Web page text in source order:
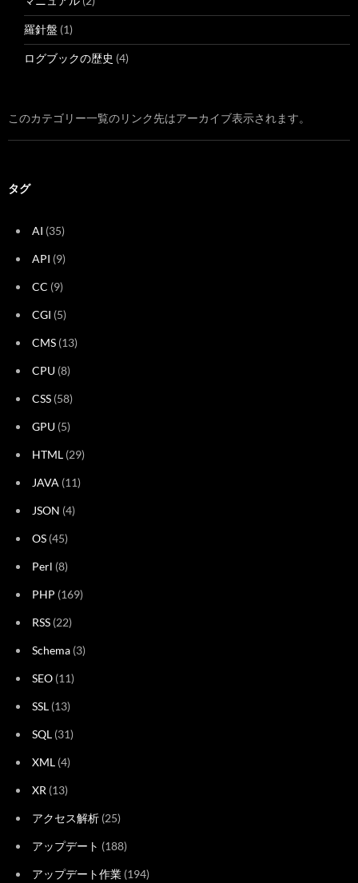
羅針盤 (1)
ログブックの歴史 (4)
このカテゴリー一覧のリンク先はアーカイブ表示されます。
タグ
AI (35)
API (9)
CC (9)
CGI (5)
CMS (13)
CPU (8)
CSS (58)
GPU (5)
HTML (29)
JAVA (11)
JSON (4)
OS (45)
Perl (8)
PHP (169)
RSS (22)
Schema (3)
SEO (11)
SSL (13)
SQL (31)
XML (4)
XR (13)
アクセス解析 (25)
アップデート (188)
アップデート作業 (194)